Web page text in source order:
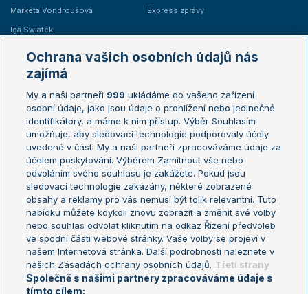
Markéta Vondroušová
Iga Swiatek
Express zprávy
Žebříčky
Žebříček ATP (muži)
Žebříček WTA (ženy)
Sázkařský žebříček
Australian Open
French Open
Wimbledon
US Open
Turnaj mistrů
Turnaj mistryň
Aktualní trendy
Fotbalové přestupy
Livesport Daily
LS Prague Open
Ochrana vašich osobních údajů nás
zajímá
My a naši partneři 999 ukládáme do vašeho zařízení
osobní údaje, jako jsou údaje o prohlížení nebo jedinečné
identifikátory, a máme k nim přístup. Výběr Souhlasím
umožňuje, aby sledovací technologie podporovaly účely
uvedené v části My a naši partneři zpracováváme údaje za
účelem poskytování. Výběrem Zamítnout vše nebo
odvoláním svého souhlasu je zakážete. Pokud jsou
sledovací technologie zakázány, některé zobrazené
obsahy a reklamy pro vás nemusí být tolik relevantní. Tuto
nabídku můžete kdykoli znovu zobrazit a změnit své volby
nebo souhlas odvolat kliknutím na odkaz Řízení předvoleb
ve spodní části webové stránky. Vaše volby se projeví v
našem Internetová stránka. Další podrobnosti naleznete v
našich Zásadách ochrany osobních údajů. Třetí strany
Společně s našimi partnery zpracováváme údaje s
tímto cílem: